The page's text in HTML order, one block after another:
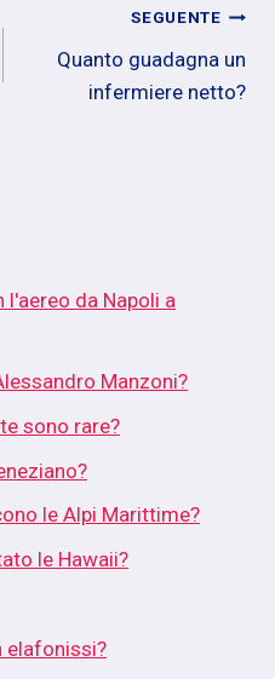
SEGUENTE
Quanto guadagna un
infermiere netto?
l'aereo da Napoli a
Manzoni?
sono rare?
le Alpi Marittime?
le Hawaii?
elafonissi?